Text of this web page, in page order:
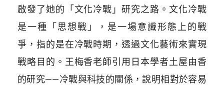
啟發了她的「文化冷戰」研究之路。文化冷戰
是一種「思想戰」，是一場意識形態上的戰
爭，指的是在冷戰時期，透過文化藝術來實現
戰略目的。王梅香老師引用日本學者土屋由香
的研究——冷戰與科技的關係，說明相對於容易